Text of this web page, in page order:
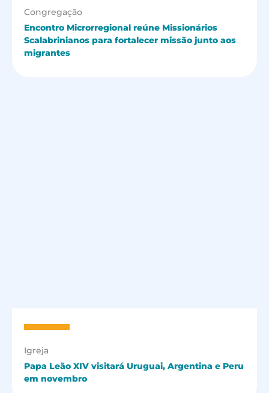
Congregação
Encontro Microrregional reúne Missionários
Scalabrinianos para fortalecer missão junto aos
migrantes
Igreja
Papa Leão XIV visitará Uruguai, Argentina e Peru
em novembro